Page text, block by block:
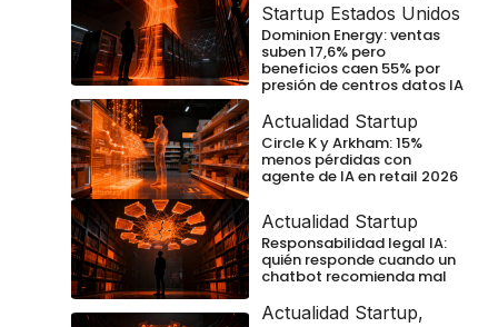
Startup Estados Unidos
Dominion Energy: ventas
suben 17,6% pero
beneficios caen 55% por
presión de centros datos IA
Actualidad Startup
Circle K y Arkham: 15%
menos pérdidas con
agente de IA en retail 2026
Actualidad Startup
Responsabilidad legal IA:
quién responde cuando un
chatbot recomienda mal
Actualidad Startup,